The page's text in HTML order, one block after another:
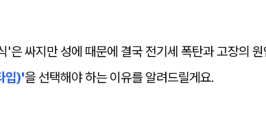
'은 싸지만 성에 때문에 결국 전기세 폭탄과 고장의
입)'을 선택해야 하는 이유를 알려드릴게요.